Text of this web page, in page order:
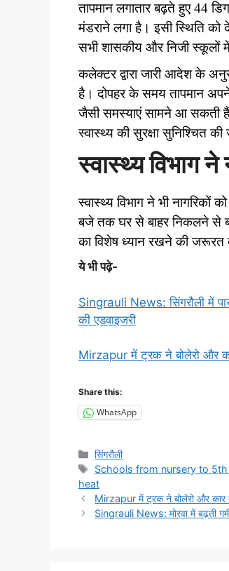
तापमान लगातार बढ़ते हुए 44
मंडराने लगा है। इसी स्थिति
सभी शासकीय और निजी स्कूलों
कलेक्टर द्वारा जारी आदेश के
है। दोपहर के समय तापमान
जैसी समस्याएं सामने आ सकती
स्वास्थ्य की सुरक्षा सुनिश्चित
स्वास्थ्य विभाग
स्वास्थ्य विभाग ने भी
बजे तक घर से बाहर निकलने से
का विशेष ध्यान रखने की जरूरत
ये भी पढ़े-
Singrauli News: सिंगरौली में
की एडवाइजरी
Mirzapur में ट्रक ने बोलेरो और
Share this:
WhatsApp
Categories
सिंगरौली
Tags
Schools from nursery to
heat
Mirzapur में ट्रक ने बोलेरो और कार
Singrauli News: मोरवा में बढ़ती